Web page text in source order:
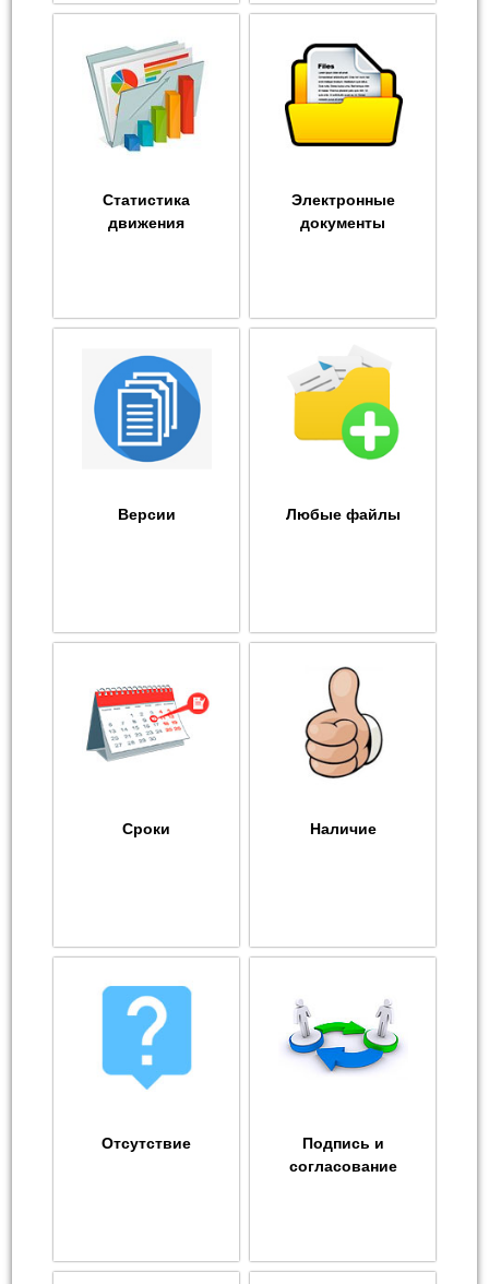
Статистика
движения
Электронные
документы
Версии Любые файлы
Сроки Наличие
Отсутствие
Подпись и
согласование